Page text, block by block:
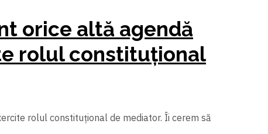
orice altă agendă
rolul constituțional
rolul constituțional de mediator. Îi cerem să